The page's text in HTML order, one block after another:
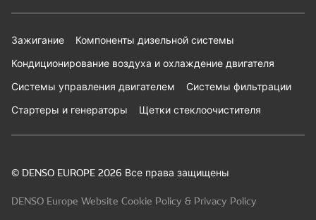
Зажигание
Компоненты дизельной системы
Кондиционирование воздуха и охлаждение двигателя
Системы управления двигателем
Системы фильтрации
Стартеры и генераторы
Щетки стеклоочистителя
© DENSO EUROPE 2026 Все права защищены
DENSO Europe Website Cookie Policy & Privacy Policy